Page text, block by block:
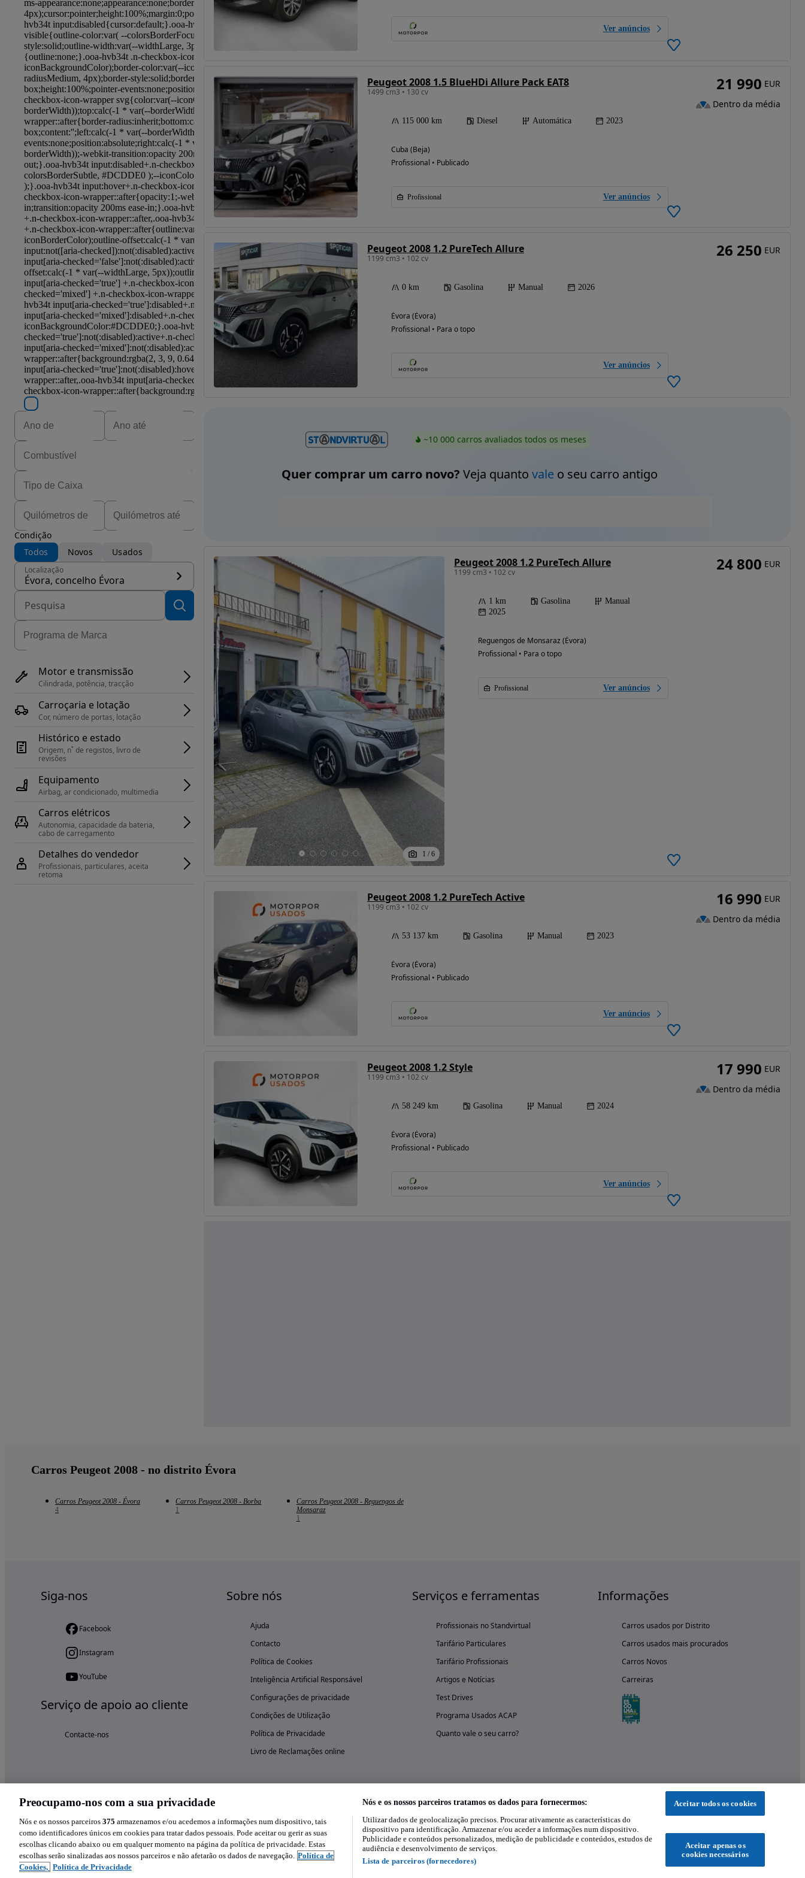
Possibilidade de
financiamento
Condição
Todos
Novos Usados
Localização
Évora, concelho Évora
Motor e transmissão
Cilindrada, potência, tracção
Carroçaria e lotação
Cor, número de portas, lotação
Histórico e estado
Origem, n˚ de registos, livro de
revisões
Equipamento
Airbag, ar condicionado, multimedia
Carros elétricos
Autonomia, capacidade da bateria,
cabo de carregamento
Detalhes do vendedor
Profissionais, particulares, aceita
retoma
Ver anúncios
Peugeot 2008 1.5 BlueHDi Allure Pack EAT8
1499 cm3 • 130 cv
115 000 km Diesel Automática 2023
Cuba (Beja)
Profissional • Publicado
Profissional Ver anúncios
21 990 EUR
Dentro da média
Peugeot 2008 1.2 PureTech Allure
1199 cm3 • 102 cv
0 km Gasolina Manual 2026
Évora (Évora)
Profissional • Para o topo
Ver anúncios
26 250 EUR
~10 000 carros avaliados todos os meses
Quer comprar um carro novo? Veja quanto valeo seu carro antigo
1 / 6
Peugeot 2008 1.2 PureTech Allure
1199 cm3 • 102 cv
1 km Gasolina
Manual
2025
Reguengos de Monsaraz (Évora)
Profissional • Para o topo
Profissional Ver anúncios
24 800 EUR
Peugeot 2008 1.2 PureTech Active
1199 cm3 • 102 cv
53 137 km Gasolina Manual 2023
Évora (Évora)
Profissional • Publicado
Ver anúncios
16 990 EUR
Dentro da média
Peugeot 2008 1.2 Style
1199 cm3 • 102 cv
58 249 km Gasolina Manual 2024
Évora (Évora)
Profissional • Publicado
Ver anúncios
17 990 EUR
Dentro da média
Carros Peugeot 2008 - no distrito Évora
Carros Peugeot 2008 - Évora
4
Carros Peugeot 2008 - Borba
1
Carros Peugeot 2008 - Reguengos de
Monsaraz
1
Siga-nos
Facebook
Instagram
YouTube
Serviço de apoio ao cliente
Contacte-nos
Sobre nós
Ajuda
Contacto
Política de Cookies
Inteligência Artificial Responsável
Configurações de privacidade
Condições de Utilização
Política de Privacidade
Livro de Reclamações online
Serviços e ferramentas
Profissionais no Standvirtual
Tarifário Particulares
Tarifário Profissionais
Artigos e Notícias
Test Drives
Programa Usados ACAP
Quanto vale o seu carro?
Informações
Carros usados por Distrito
Carros usados mais procurados
Carros Novos
Carreiras
Experimenta a aplicação
Preocupamo-nos com a sua privacidade
Nós e os nossos parceiros 375 armazenamos e/ou acedemos a informações num dispositivo, tais
como identificadores únicos em cookies para tratar dados pessoais. Pode aceitar ou gerir as suas
escolhas clicando abaixo ou em qualquer momento na página da política de privacidade. Estas
escolhas serão sinalizadas aos nossos parceiros e não afetarão os dados de navegação. Política de
Cookies, Política de Privacidade
Nós e os nossos parceiros tratamos os dados para fornecermos:
Utilizar dados de geolocalização precisos. Procurar ativamente as características do
dispositivo para identificação. Armazenar e/ou aceder a informações num dispositivo.
Publicidade e conteúdos personalizados, medição de publicidade e conteúdos, estudos de
audiência e desenvolvimento de serviços.
Lista de parceiros (fornecedores)
Aceitar todos os cookies
Aceitar apenas os
cookies necessários